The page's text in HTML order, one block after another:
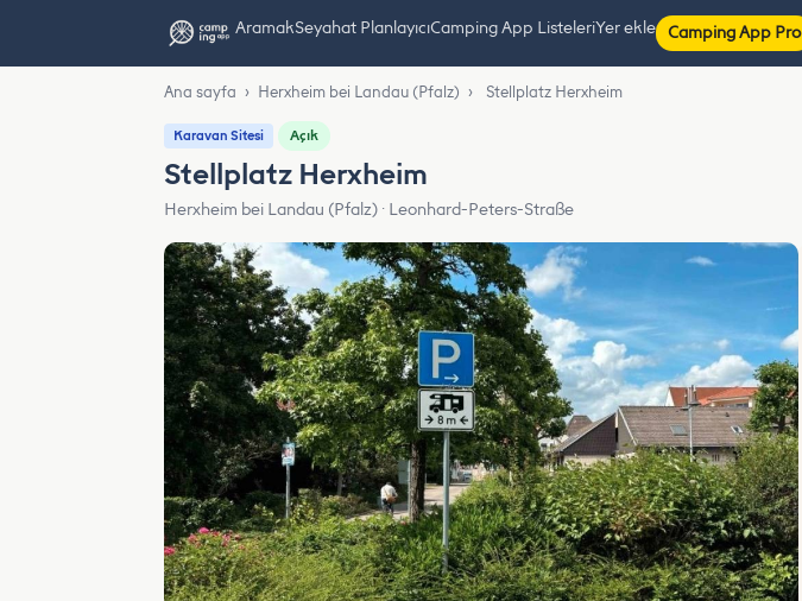
AramakSeyahat PlanlayıcıCamping App ListeleriYer ekle Camping App Pro
Ana sayfa › Herxheim bei Landau (Pfalz) › Stellplatz Herxheim
Karavan Sitesi Açık
Stellplatz Herxheim
Herxheim bei Landau (Pfalz) · Leonhard-Peters-Straße